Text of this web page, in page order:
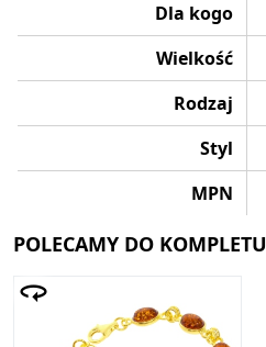
Dla kogo
Wielkość
Rodzaj
Styl
MPN
POLECAMY DO KOMPLETU